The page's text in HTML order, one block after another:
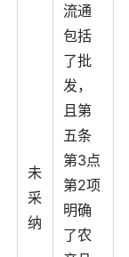
未
采
纳
流通
包括
了批
发，
且第
五条
第3点
第2项
明确
了农